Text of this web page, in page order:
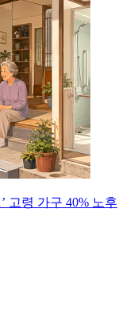
고령 가구 40% 노후